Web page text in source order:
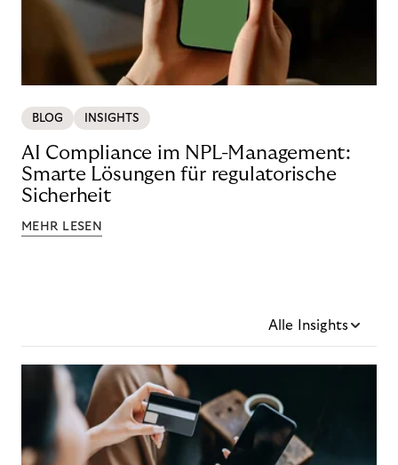
BLOG INSIGHTS
AI Compliance im NPL-Management:
Smarte Lösungen für regulatorische
Sicherheit
MEHR LESEN
Alle Insights